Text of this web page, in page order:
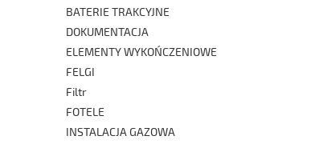
BATERIE TRAKCYJNE
DOKUMENTACJA
ELEMENTY WYKOŃCZENIOWE
FELGI
Filtr
FOTELE
INSTALACJA GAZOWA